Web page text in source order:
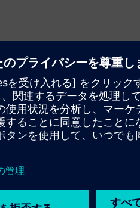
高級
ら最
ク
料の
デー
され
醸造
速で
オー